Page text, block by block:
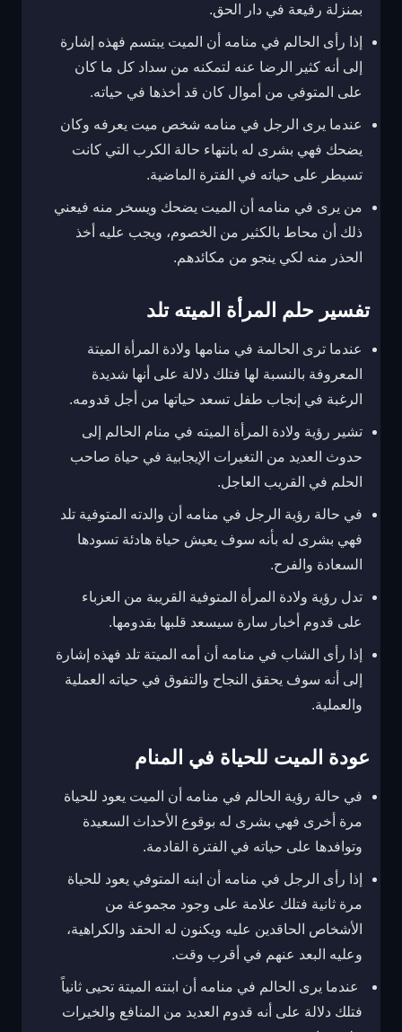
بمنزلة رفيعة في دار الحق.
إذا رأى الحالم في منامه أن الميت يبتسم فهذه إشارة
إلى أنه كثير الرضا عنه لتمكنه من سداد كل ما كان
على المتوفي من أموال كان قد أخذها في حياته.
عندما يرى الرجل في منامه شخص ميت يعرفه وكان
يضحك فهي بشرى له بانتهاء حالة الكرب التي كانت
تسيطر على حياته في الفترة الماضية.
من يرى في منامه أن الميت يضحك ويسخر منه فيعني
ذلك أن محاط بالكثير من الخصوم، ويجب عليه أخذ
الحذر منه لكي ينجو من مكائدهم.
تفسير حلم المرأة الميته تلد
عندما ترى الحالمة في منامها ولادة المرأة الميتة
المعروفة بالنسبة لها فتلك دلالة على أنها شديدة
الرغبة في إنجاب طفل تسعد حياتها من أجل قدومه.
تشير رؤية ولادة المرأة الميته في منام الحالم إلى
حدوث العديد من التغيرات الإيجابية في حياة صاحب
الحلم في القريب العاجل.
في حالة رؤية الرجل في منامه أن والدته المتوفية تلد
فهي بشرى له بأنه سوف يعيش حياة هادئة تسودها
السعادة والفرح.
تدل رؤية ولادة المرأة المتوفية القريبة من العزباء
على قدوم أخبار سارة سيسعد قلبها بقدومها.
إذا رأى الشاب في منامه أن أمه الميتة تلد فهذه إشارة
إلى أنه سوف يحقق النجاح والتفوق في حياته العملية
والعملية.
عودة الميت للحياة في المنام
في حالة رؤية الحالم في منامه أن الميت يعود للحياة
مرة أخرى فهي بشرى له بوقوع الأحداث السعيدة
وتوافدها على حياته في الفترة القادمة.
إذا رأى الرجل في منامه أن ابنه المتوفي يعود للحياة
مرة ثانية فتلك علامة على وجود مجموعة من
الأشخاص الحاقدين عليه ويكنون له الحقد والكراهية،
وعليه البعد عنهم في أقرب وقت.
عندما يرى الحالم في منامه أن ابنته الميتة تحيى ثانياً
فتلك دلالة على أنه قدوم العديد من المنافع والخيرات